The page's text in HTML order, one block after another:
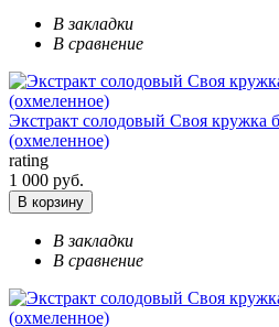
В закладки
В сравнение
Экстракт солодовый Своя кружка
(охмеленное)
rating
1 000 руб.
В корзину
В закладки
В сравнение